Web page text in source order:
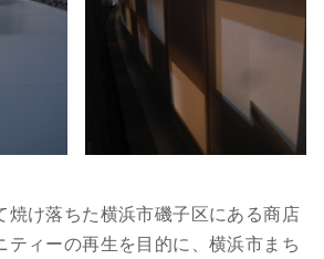
焼け落ちた横浜市磯子区にある商店
ティーの再生を目的に、横浜市まち